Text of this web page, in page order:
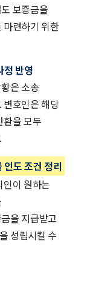
보증금을
마련하기 위한
정 반영
은 소송
변호인은 해당
환을 모두
인도 조건 정리
이 원하는
을 지급받고
성립시킬 수